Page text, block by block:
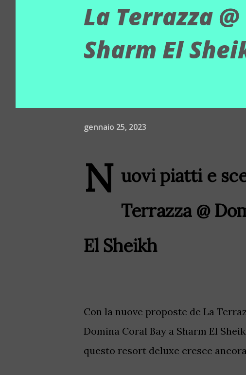
La Terrazza
Sharm El
gennaio 25, 2023
N uovi piatti e
Terrazza @
El Sheikh
Con la nuove proposte de La
Domina Coral Bay a Sharm El
questo resort deluxe cresce